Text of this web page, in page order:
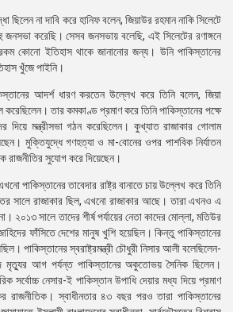
ছিলেন না দাবি করে হানিফ বলেন, জিয়াউর রহমান নাকি সিলেটে
করেছি। সেসব জনসভায় বলেছি, এই সিলেটের রণাঙ্গনে
কোনো ইতিহাস থাকে জানানোর জন্য। উনি পাকিস্তানের
খুঁজে পাইনি।
আদর্শ ধারণ করতেন উল্লেখ করে তিনি বলেন, জিয়া
করেছিলেন। তার কমকাণ্ড প্রমাণ করে তিনি পাকিস্তানের পক্ষে
দিয়ে মন্ত্রীসভা গঠন করেছিলেন। কুখ্যাত রাজাকার গোলাম
মুক্তিযুদ্ধে গণহত্যা ও মা-বোনের ওপর পাশবিক নির্যাতন
রাজনীতির সুযোগ করে দিয়েছেন।
পাকিস্তানের তাবেদার রাষ্ট্র বানাতে চায় উল্লেখ করে তিনি
সালে রাজাকার ছিল, এখনো রাজাকার আছে। তারা এখনও এ
২০১৩ সালে তাদের শীর্ষ পর্যায়ের নেতা কাদের মোল্লা, মতিউর
ফাঁসিতে দেশের মানুষ খুশি হয়েছিল। কিন্তু পাকিস্তানের
পাকিস্তানের স্বরাষ্ট্রমন্ত্রী চৌধুরী নিসার আলী বলেছিলেন-
মৃত্যুর আগ পর্যন্ত পাকিস্তানের অকুতোভয় সৈনিক ছিলেন।
সর্বোচ্চ নেসার-ই পাকিস্তান উপাধি দেয়ার মধ্য দিয়ে প্রমাণ
রাজনীতিক। স্বাধীনতার ৪৩ বছর পরও তারা পাকিস্তানের